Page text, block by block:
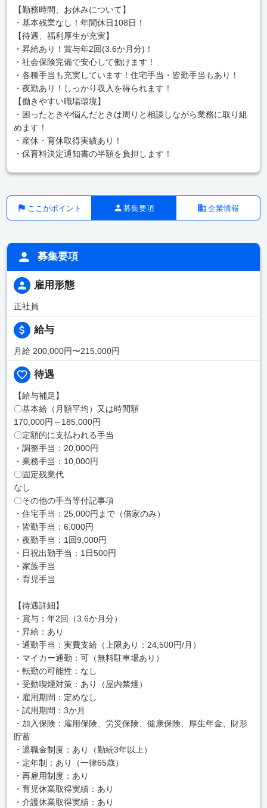
【勤務時間、お休みについて】
・基本残業なし！年間休日108日！
【待遇、福利厚生が充実】
・昇給あり！賞与年2回(3.6か月分)！
・社会保険完備で安心して働けます！
・各種手当も充実しています！住宅手当・皆勤手当もあり！
・夜勤あり！しっかり収入を得られます！
【働きやすい職場環境】
・困ったときや悩んだときは周りと相談しながら業務に取り組
めます！
・産休・育休取得実績あり！
・保育料決定通知書の半額を負担します！
ここがポイント 募集要項 企業情報
募集要項
雇用形態
正社員
給与
月給 200,000円〜215,000円
待遇
【給与補足】
〇基本給（月額平均）又は時間額
170,000円～185,000円
〇定額的に支払われる手当
・調整手当：20,000円
・業務手当：10,000円
〇固定残業代
なし
〇その他の手当等付記事項
・住宅手当：25,000円まで（借家のみ）
・皆勤手当：6,000円
・夜勤手当：1回9,000円
・日祝出勤手当：1日500円
・家族手当
・育児手当
【待遇詳細】
・賞与：年2回（3.6か月分）
・昇給：あり
・通勤手当：実費支給（上限あり：24,500円/月）
・マイカー通勤：可（無料駐車場あり）
・転勤の可能性：なし
・受動喫煙対策：あり（屋内禁煙）
・雇用期間：定めなし
・試用期間：3か月
・加入保険：雇用保険、労災保険、健康保険、厚生年金、財形
貯蓄
・退職金制度：あり（勤続3年以上）
・定年制：あり（一律65歳）
・再雇用制度：あり
・育児休業取得実績：あり
・介護休業取得実績：あり